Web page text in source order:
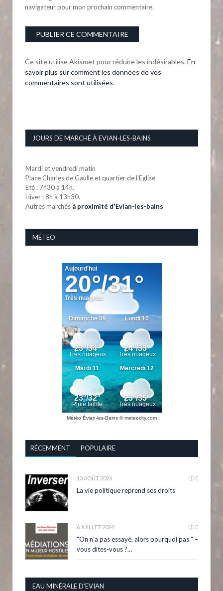
navigateur pour mon prochain commentaire.
Ce site utilise Akismet pour réduire les indésirables. En
savoir plus sur comment les données de vos
commentaires sont utilisées.
JOURS DE MARCHÉ À EVIAN-LES-BAINS
Mardi et vendredi matin
Place Charles de Gaulle et quartier de l'Eglise
Eté : 7h30 à 14h.
Hiver : 8h à 13h30.
Autres marchés à proximité d'Evian-les-bains
MÉTÉO
Météo Évian-les-Bains © meteocity.com
RÉCEMMENT POPULAIRE
13 AOÛT 2024 0
La vie politique reprend ses droits
6 JUILLET 2024 0
“On n’a pas essayé, alors pourquoi pas ” –
vous dites-vous ?…
EAU MINÉRALE D’EVIAN